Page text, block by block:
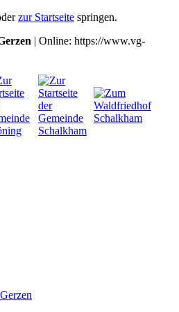
zur Startseite springen.
| Online: https://www.vg-